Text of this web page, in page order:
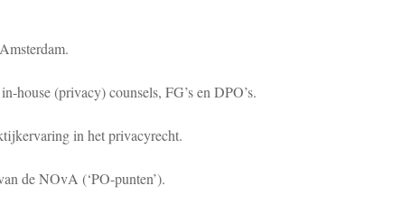
house (privacy) counsels, FG’s en DPO’s.
in het privacyrecht.
de NOvA (‘PO-punten’).